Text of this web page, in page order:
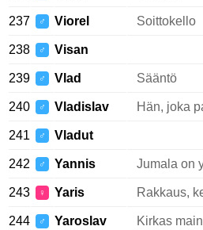
237 ♂ Viorel Soittokello
238 ♂ Visan
239 ♂ Vlad Sääntö
240 ♂ Vladislav Hän, joka
241 ♂ Vladut
242 ♂ Yannis Jumala on
243 ♀ Yaris Rakkaus,
244 ♂ Yaroslav Kirkas